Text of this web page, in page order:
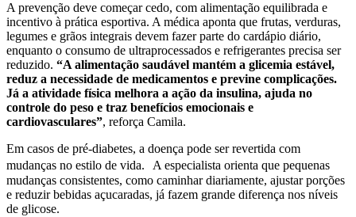
A prevenção deve começar cedo, com alimentação equilibrada e
incentivo à prática esportiva. A médica aponta que frutas, verduras,
legumes e grãos integrais devem fazer parte do cardápio diário,
enquanto o consumo de ultraprocessados e refrigerantes precisa ser
reduzido. “A alimentação saudável mantém a glicemia estável,
reduz a necessidade de medicamentos e previne complicações.
Já a atividade física melhora a ação da insulina, ajuda no
controle do peso e traz benefícios emocionais e
cardiovasculares”, reforça Camila.
Em casos de pré-diabetes, a doença pode ser revertida com
mudanças no estilo de vida. A especialista orienta que pequenas
mudanças consistentes, como caminhar diariamente, ajustar porções
e reduzir bebidas açucaradas, já fazem grande diferença nos níveis
de glicose.